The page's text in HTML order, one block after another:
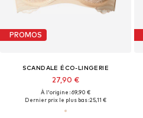
PROMOS
SCANDALE ÉCO-LINGERIE
27,90 €
À l'origine : 69,90 €
Dernier prix le plus bas :25,11 €